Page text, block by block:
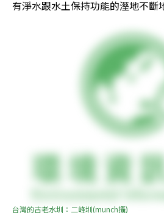
有淨水跟水土保持功能的溼地不斷
台灣的古老水圳：二峰圳(munch攝)